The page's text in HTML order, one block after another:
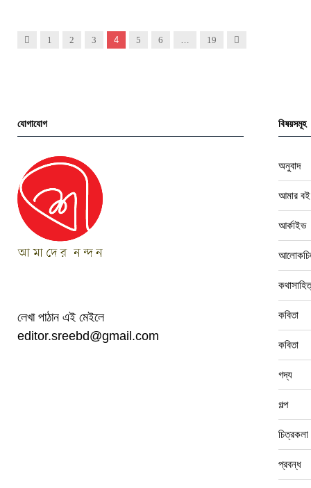
Previous
1 2 3 4 5 6 … 19 Next
যোগাযোগ
লেখা পাঠান এই মেইলে
editor.sreebd@gmail.com
বিষয়সমূহ
অনুবাদ
আমার বই
আর্কাইভ
কবিতা
কবিতা
গদ্য
গল্প
চিত্রকলা
প্রবন্ধ